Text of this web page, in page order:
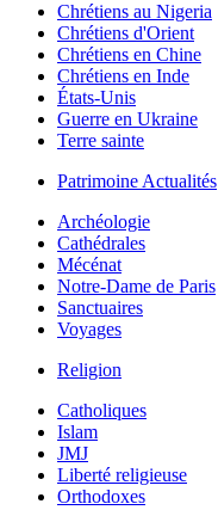
Chrétiens au Nigeria
Chrétiens d'Orient
Chrétiens en Chine
Chrétiens en Inde
États-Unis
Guerre en Ukraine
Terre sainte
Patrimoine Actualités
Archéologie
Cathédrales
Mécénat
Notre-Dame de Paris
Sanctuaires
Voyages
Religion
Catholiques
Islam
JMJ
Liberté religieuse
Orthodoxes